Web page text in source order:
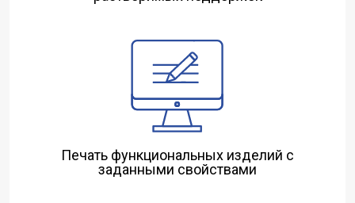
Печать функциональных изделий с
заданными свойствами